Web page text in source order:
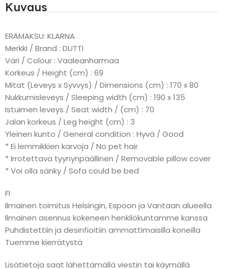
Kuvaus
ERÄMAKSU: KLARNA
Merkki / Brand : DUTTI
Väri / Colour : Vaaleanharmaa
Korkeus / Height (cm) : 69
Mitat (Leveys x Syvvys) / Dimensions (cm) : 170 x 80
Nukkumisleveys / Sleeping width (cm) : 190 x 135
Istuimen leveys / Seat width / (cm) : 70
Jalan korkeus / Leg height (cm) : 3
Yleinen kunto / General condition : Hyvä / Good
* Ei lemmikkien karvoja / No pet hair
* Irrotettava tyynynpäällinen / Removable pillow cover
* Voi olla sänky / Sofa could be bed
FI
Ilmainen toimitus Helsingin, Espoon ja Vantaan alueella
Ilmainen asennus kokeneen henkilökuntamme kanssa
Puhdistettiin ja desinfioitiin ammattimaisilla koneilla
Tuemme kierrätystä
Lisätietoja saat lähettämällä viestin tai käymällä